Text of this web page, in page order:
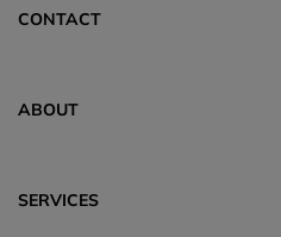
CONTACT
ABOUT
SERVICES